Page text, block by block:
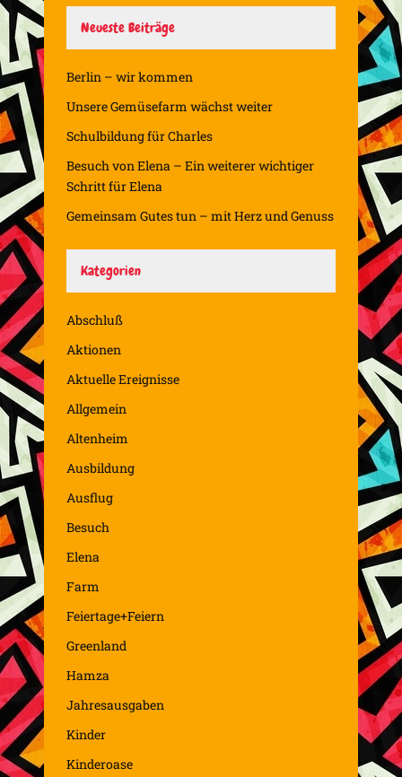
Neueste Beiträge
Berlin – wir kommen
Unsere Gemüsefarm wächst weiter
Schulbildung für Charles
Besuch von Elena – Ein weiterer wichtiger
Schritt für Elena
Gemeinsam Gutes tun – mit Herz und Genuss
Kategorien
Abschluß
Aktionen
Aktuelle Ereignisse
Allgemein
Altenheim
Ausbildung
Ausflug
Besuch
Elena
Farm
Feiertage+Feiern
Greenland
Hamza
Jahresausgaben
Kinder
Kinderoase